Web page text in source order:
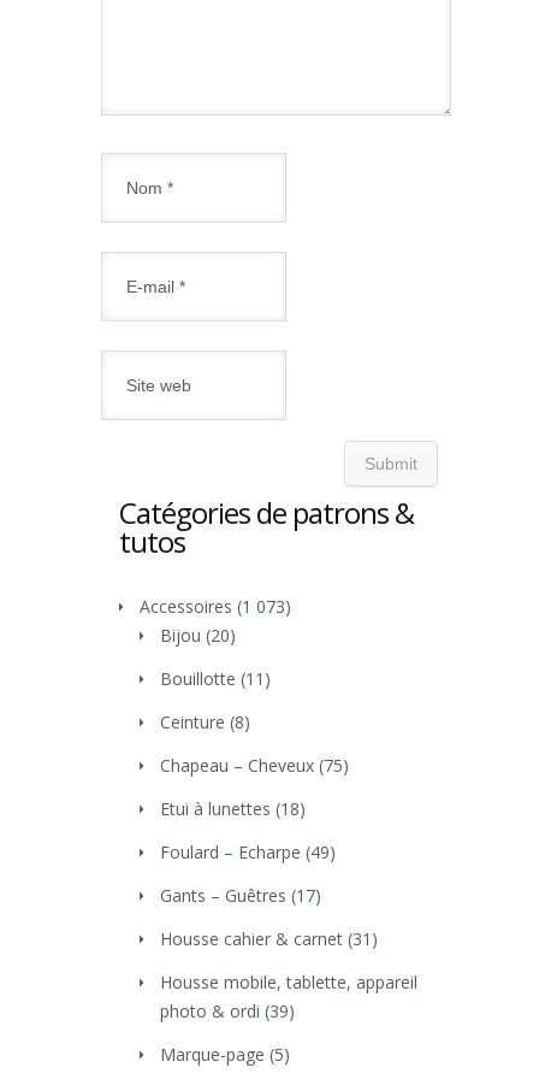
Catégories de patrons &
tutos
Accessoires (1 073)
Bijou (20)
Bouillotte (11)
Ceinture (8)
Chapeau – Cheveux (75)
Etui à lunettes (18)
Foulard – Echarpe (49)
Gants – Guêtres (17)
Housse cahier & carnet (31)
Housse mobile, tablette, appareil
photo & ordi (39)
Marque-page (5)